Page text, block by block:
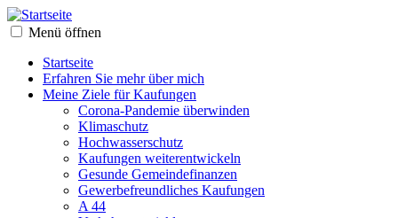
Menü öffnen
Startseite
Erfahren Sie mehr über mich
Meine Ziele für Kaufungen
Corona-Pandemie überwinden
Klimaschutz
Hochwasserschutz
Kaufungen weiterentwickeln
Gesunde Gemeindefinanzen
Gewerbefreundliches Kaufungen
A 44